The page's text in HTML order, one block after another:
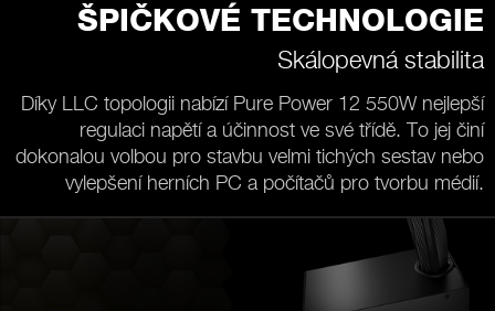
ŠPIČKOVÉ TECHNOLOGIE
Skálopevná stabilita
Díky LLC topologii nabízí Pure Power 12 550W nejlepší
regulaci napětí a účinnost ve své třídě. To jej činí
dokonalou volbou pro stavbu velmi tichých sestav nebo
vylepšení herních PC a počítačů pro tvorbu médií.